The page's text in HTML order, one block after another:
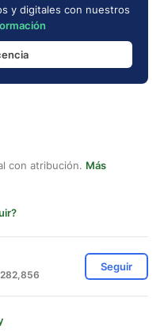
y digitales con nuestros
con atribución. Más
Seguir